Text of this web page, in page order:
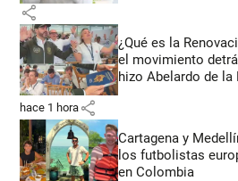
share
¿Qué es la
el movimiento
hizo Abelardo de la
hace 1 hora share
Cartagena y
los futbolistas
en Colombia